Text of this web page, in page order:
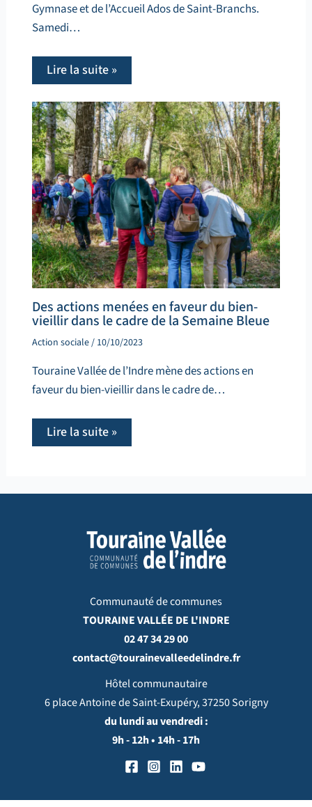
Gymnase et de l’Accueil Ados de Saint-Branchs.
Samedi…
Lire la suite »
Des actions menées en faveur du bien-
vieillir dans le cadre de la Semaine Bleue
Action sociale/ 10/10/2023
Touraine Vallée de l’Indre mène des actions en
faveur du bien-vieillir dans le cadre de…
Lire la suite »
Communauté de communes
TOURAINE VALLÉE DE L'INDRE
02 47 34 29 00
contact@tourainevalleedelindre.fr
Hôtel communautaire
6 place Antoine de Saint-Exupéry, 37250 Sorigny
du lundi au vendredi :
9h - 12h • 14h - 17h